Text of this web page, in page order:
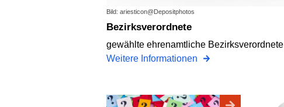
Bild: ariesticon@Depositphotos
Bezirksverordnete
gewählte ehrenamtliche Bezirksverordnete
Weitere Informationen